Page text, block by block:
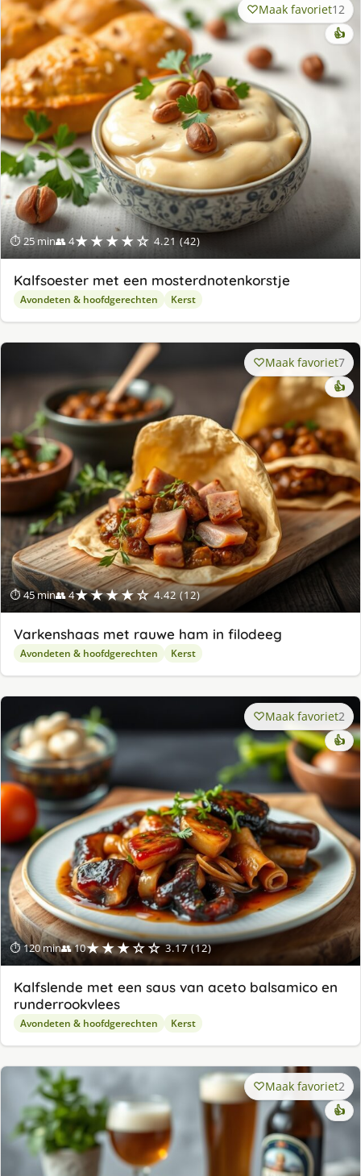
⏱ 25 min👥 4★★★★☆ 4.21 (42)
Maak favoriet12
👍
Kalfsoester met een mosterdnotenkorstje
Avondeten & hoofdgerechten Kerst
⏱ 45 min👥 4★★★★☆ 4.42 (12)
Maak favoriet7
👍
Varkenshaas met rauwe ham in filodeeg
Avondeten & hoofdgerechten Kerst
⏱ 120 min👥 10★★★☆☆ 3.17 (12)
Maak favoriet2
👍
Kalfslende met een saus van aceto balsamico en
runderrookvlees
Avondeten & hoofdgerechten Kerst
Maak favoriet2
👍